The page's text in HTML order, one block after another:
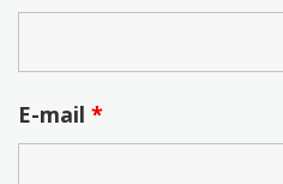
E-mail *